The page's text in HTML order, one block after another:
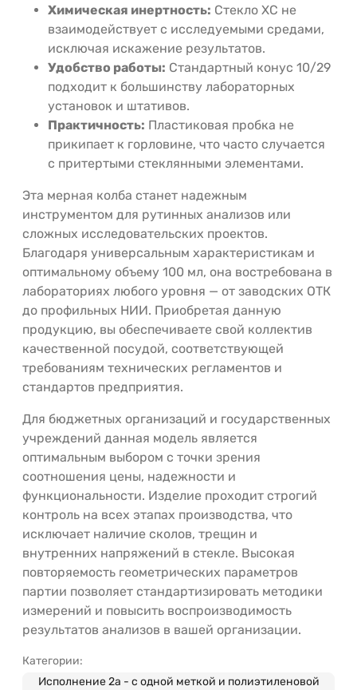
Химическая инертность: Стекло ХС не
взаимодействует с исследуемыми средами,
исключая искажение результатов.
Удобство работы: Стандартный конус 10/29
подходит к большинству лабораторных
установок и штативов.
Практичность: Пластиковая пробка не
прикипает к горловине, что часто случается
с притертыми стеклянными элементами.
Эта мерная колба станет надежным
инструментом для рутинных анализов или
сложных исследовательских проектов.
Благодаря универсальным характеристикам и
оптимальному объему 100 мл, она востребована в
лабораториях любого уровня — от заводских ОТК
до профильных НИИ. Приобретая данную
продукцию, вы обеспечиваете свой коллектив
качественной посудой, соответствующей
требованиям технических регламентов и
стандартов предприятия.
Для бюджетных организаций и государственных
учреждений данная модель является
оптимальным выбором с точки зрения
соотношения цены, надежности и
функциональности. Изделие проходит строгий
контроль на всех этапах производства, что
исключает наличие сколов, трещин и
внутренних напряжений в стекле. Высокая
повторяемость геометрических параметров
партии позволяет стандартизировать методики
измерений и повысить воспроизводимость
результатов анализов в вашей организации.
Категории:
Исполнение 2а - с одной меткой и полиэтиленовой